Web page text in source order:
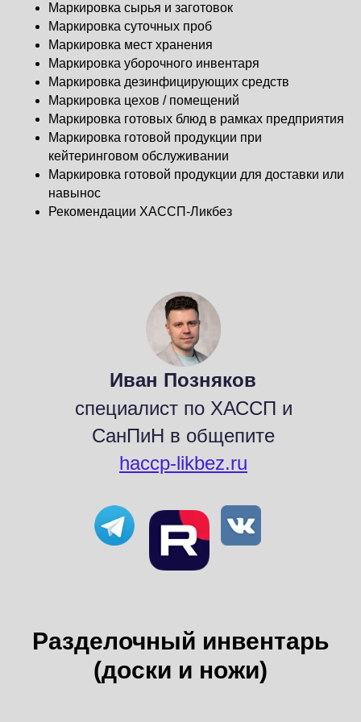
Маркировка сырья и заготовок
Маркировка суточных проб
Маркировка мест хранения
Маркировка уборочного инвентаря
Маркировка дезинфицирующих средств
Маркировка цехов / помещений
Маркировка готовых блюд в рамках предприятия
Маркировка готовой продукции при
кейтеринговом обслуживании
Маркировка готовой продукции для доставки или
навынос
Рекомендации ХАССП-Ликбез
специалист по ХАССП и
СанПиН в общепите
haccp-likbez.ru
Иван Позняков
RuTube
Разделочный инвентарь
(доски и ножи)